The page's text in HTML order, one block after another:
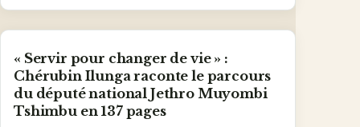
« Servir pour changer de vie » :
Chérubin Ilunga raconte le parcours
du député national Jethro Muyombi
Tshimbu en 137 pages